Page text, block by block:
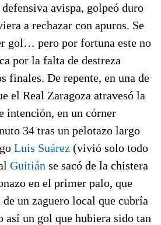
avispa, golpeó duro
a rechazar con apuros. Se
gol… pero por fortuna este no
por la falta de destreza
finales. De repente, en una de
el Real Zaragoza atravesó la
intención, en un córner
34 tras un pelotazo largo
Luis Suárez (vivió solo todo
Guitián se sacó de la chistera
en el primer palo, que
un zaguero local que cubría
así un gol que hubiera sido tan